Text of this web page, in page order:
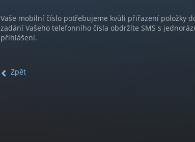
Vaše mobilní číslo potřebujeme kvůli přiřazení položky
zadání Vašeho telefonního čísla obdržíte SMS s
přihlášení.
Zpět